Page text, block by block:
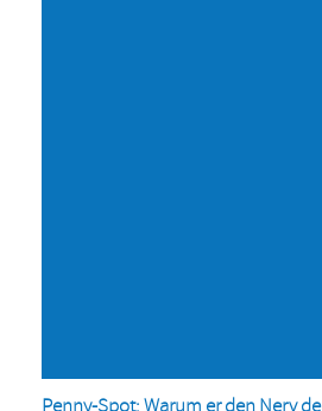
Penny-Spot: Warum er den Nerv